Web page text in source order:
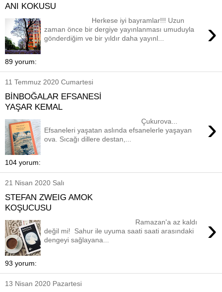
ANI KOKUSU
›
Herkese iyi bayramlar!!! Uzun
zaman önce bir dergiye yayınlanması umuduyla
gönderdiğim ve bir yıldır daha yayınl...
89 yorum:
11 Temmuz 2020 Cumartesi
BİNBOĞALAR EFSANESİ
YAŞAR KEMAL
›
Çukurova...
Efsaneleri yaşatan aslında efsanelerle yaşayan
ova. Sıcağı dillere destan,...
104 yorum:
21 Nisan 2020 Salı
STEFAN ZWEIG AMOK
KOŞUCUSU
›
Ramazan'a az kaldı
değil mi! Sahur ile uyuma saati saati arasındaki
dengeyi sağlayana...
93 yorum:
13 Nisan 2020 Pazartesi